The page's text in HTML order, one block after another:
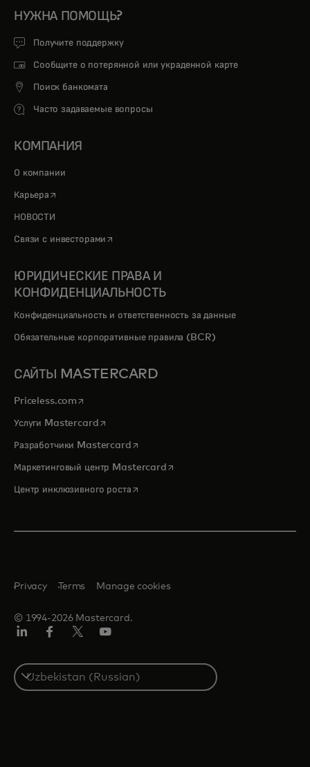
НУЖНА ПОМОЩЬ?
Получите поддержку
Сообщите о потерянной или украденной карте
Поиск банкомата
Часто задаваемые вопросы
КОМПАНИЯ
О компании
Карьера opens in a new tab
НОВОСТИ
Связи с инвесторами opens in a new tab
ЮРИДИЧЕСКИЕ ПРАВА И
КОНФИДЕНЦИАЛЬНОСТЬ
Конфиденциальность и ответственность за данные
Обязательные корпоративные правила (BCR)
САЙТЫ MASTERCARD
Priceless.com opens in a new tab
Услуги Mastercardopens in a new tab
Разработчики Mastercardopens in a new tab
Маркетинговый центр Mastercardopens in a new tab
Центр инклюзивного ростаopens in a new tab
© 1994-2026 Mastercard.
Privacy Terms Manage cookies
Select
a
country